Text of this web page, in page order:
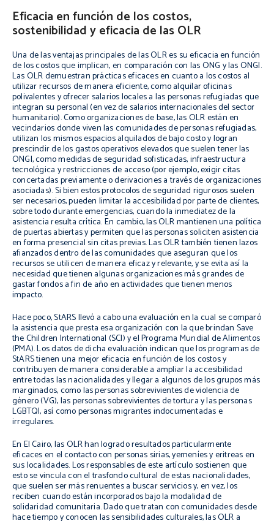
Eficacia en función de los costos,
sostenibilidad y eficacia de las OLR
Una de las ventajas principales de las OLR es su eficacia en función
de los costos que implican, en comparación con las ONG y las ONGI.
Las OLR demuestran prácticas eficaces en cuanto a los costos al
utilizar recursos de manera eficiente, como alquilar oficinas
polivalentes y ofrecer salarios locales a las personas refugiadas que
integran su personal (en vez de salarios internacionales del sector
humanitario). Como organizaciones de base, las OLR están en
vecindarios donde viven las comunidades de personas refugiadas,
utilizan los mismos espacios alquilados de bajo costo y logran
prescindir de los gastos operativos elevados que suelen tener las
ONGI, como medidas de seguridad sofisticadas, infraestructura
tecnológica y restricciones de acceso (por ejemplo, exigir citas
concertadas previamente o derivaciones a través de organizaciones
asociadas). Si bien estos protocolos de seguridad rigurosos suelen
ser necesarios, pueden limitar la accesibilidad por parte de clientes,
sobre todo durante emergencias, cuando la inmediatez de la
asistencia resulta crítica. En cambio, las OLR mantienen una política
de puertas abiertas y permiten que las personas soliciten asistencia
en forma presencial sin citas previas. Las OLR también tienen lazos
afianzados dentro de las comunidades que aseguran que los
recursos se utilicen de manera eficaz y relevante, y se evita así la
necesidad que tienen algunas organizaciones más grandes de
gastar fondos a fin de año en actividades que tienen menos
impacto.
Hace poco, StARS llevó a cabo una evaluación en la cual se comparó
la asistencia que presta esa organización con la que brindan Save
the Children International (SCI) y el Programa Mundial de Alimentos
(PMA). Los datos de dicha evaluación indican que los programas de
StARS tienen una mejor eficacia en función de los costos y
contribuyen de manera considerable a ampliar la accesibilidad
entre todas las nacionalidades y llegar a algunos de los grupos más
marginados, como las personas sobrevivientes de violencia de
género (VG), las personas sobrevivientes de tortura y las personas
LGBTQI, así como personas migrantes indocumentadas e
irregulares.
En El Cairo, las OLR han logrado resultados particularmente
eficaces en el contacto con personas sirias, yemeníes y eritreas en
sus localidades. Los responsables de este artículo sostienen que
esto se vincula con el trasfondo cultural de estas nacionalidades,
que suelen ser más renuentes a buscar servicios y, en vez, los
reciben cuando están incorporados bajo la modalidad de
solidaridad comunitaria. Dado que tratan con comunidades desde
hace tiempo y conocen las sensibilidades culturales, las OLR a